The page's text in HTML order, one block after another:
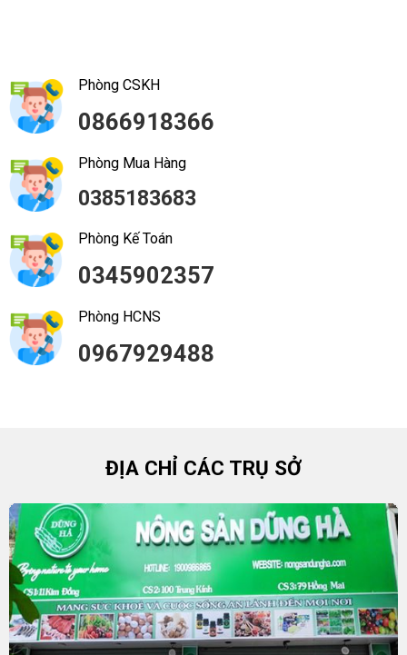
Phòng CSKH
0866918366
Phòng Mua Hàng
0385183683
Phòng Kế Toán
0345902357
Phòng HCNS
0967929488
ĐỊA CHỈ CÁC TRỤ SỞ